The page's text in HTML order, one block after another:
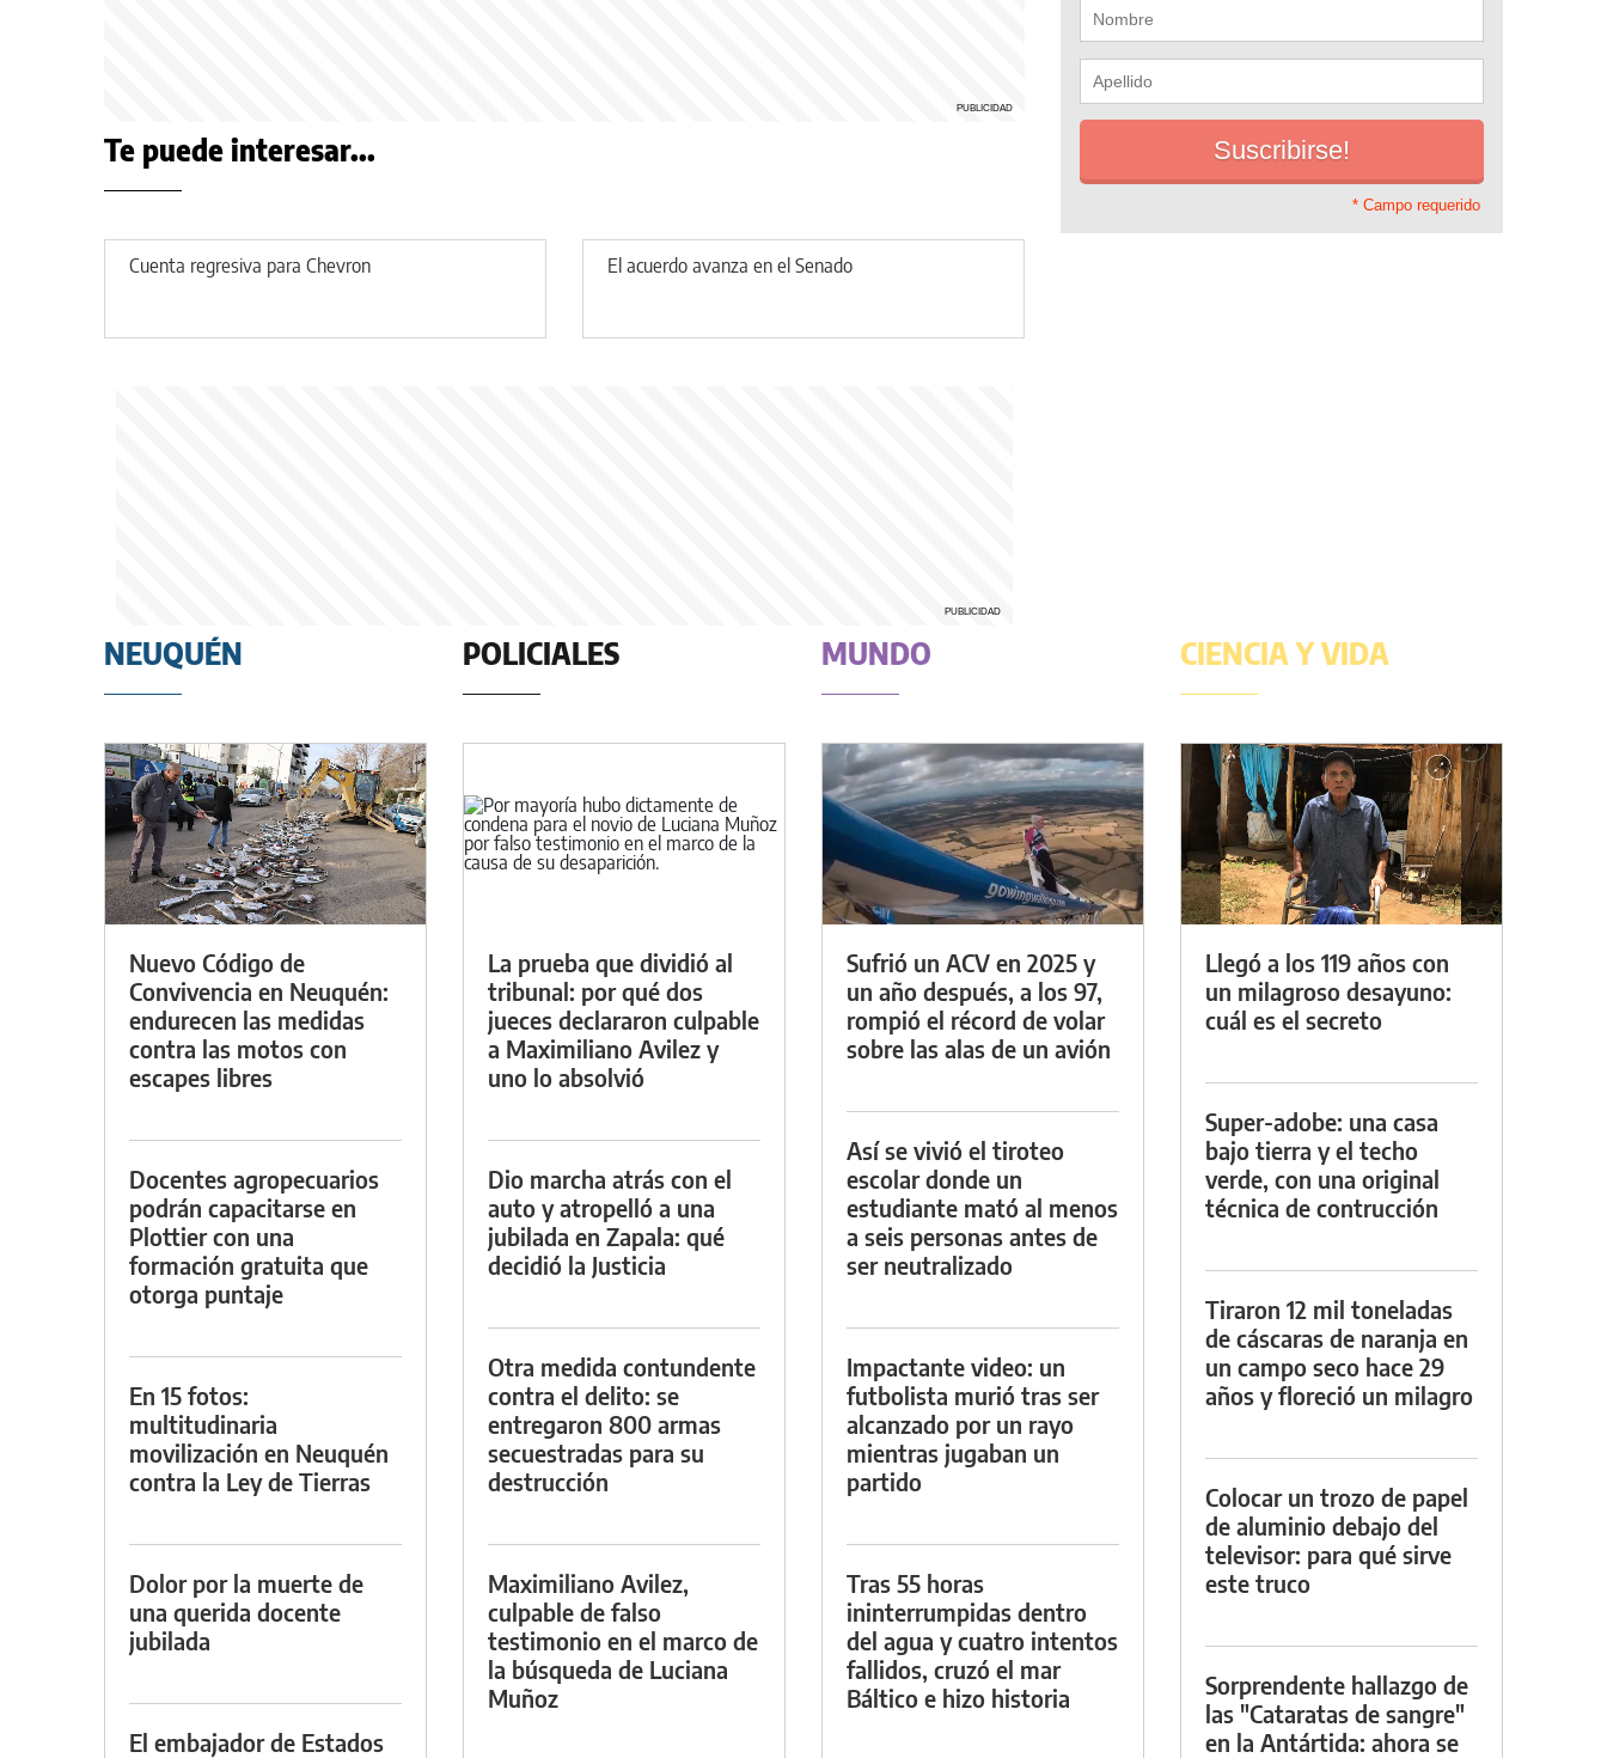
Te puede interesar...
Cuenta regresiva para Chevron El acuerdo avanza en el Senado
* Campo requerido
NEUQUÉN
Nuevo Código de
Convivencia en Neuquén:
endurecen las medidas
contra las motos con
escapes libres
Docentes agropecuarios
podrán capacitarse en
Plottier con una
formación gratuita que
otorga puntaje
En 15 fotos:
multitudinaria
movilización en Neuquén
contra la Ley de Tierras
Dolor por la muerte de
una querida docente
jubilada
El embajador de Estados
POLICIALES
La prueba que dividió al
tribunal: por qué dos
jueces declararon culpable
a Maximiliano Avilez y
uno lo absolvió
Dio marcha atrás con el
auto y atropelló a una
jubilada en Zapala: qué
decidió la Justicia
Otra medida contundente
contra el delito: se
entregaron 800 armas
secuestradas para su
destrucción
Maximiliano Avilez,
culpable de falso
testimonio en el marco de
la búsqueda de Luciana
Muñoz
MUNDO
Sufrió un ACV en 2025 y
un año después, a los 97,
rompió el récord de volar
sobre las alas de un avión
Así se vivió el tiroteo
escolar donde un
estudiante mató al menos
a seis personas antes de
ser neutralizado
Impactante video: un
futbolista murió tras ser
alcanzado por un rayo
mientras jugaban un
partido
Tras 55 horas
ininterrumpidas dentro
del agua y cuatro intentos
fallidos, cruzó el mar
Báltico e hizo historia
CIENCIA Y VIDA
Llegó a los 119 años con
un milagroso desayuno:
cuál es el secreto
Super-adobe: una casa
bajo tierra y el techo
verde, con una original
técnica de contrucción
Tiraron 12 mil toneladas
de cáscaras de naranja en
un campo seco hace 29
años y floreció un milagro
Colocar un trozo de papel
de aluminio debajo del
televisor: para qué sirve
este truco
Sorprendente hallazgo de
las "Cataratas de sangre"
en la Antártida: ahora se